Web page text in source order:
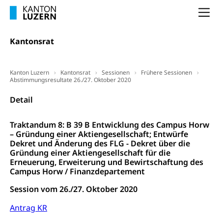
Kantonsrat
Kanton Luzern Kantonsrat Sessionen
Frühere Sessionen
Abstimmungsresultate 26./27. Oktober 2020
Detail
Traktandum 8: B 39 B Entwicklung des Campus Horw
– Gründung einer Aktiengesellschaft; Entwürfe
Dekret und Änderung des FLG - Dekret über die
Gründung einer Aktiengesellschaft für die
Erneuerung, Erweiterung und Bewirtschaftung des
Campus Horw / Finanzdepartement
Session vom 26./27. Oktober 2020
Antrag KR
Forschungsförderung, Wissenschaftsmarketing,
Wissenschaft, Forschung, Entwicklung, Projekte
Projektförderung Universität Luzern unilu
Erwachsenenbildung und Weiterbildung
Berufsbildung, Berufsmatura nach Lehre,
Neuorientierung, Grundkompetenzen,
Studienberatung, Beratung und Unterstützung,
Erwachsenenmatura
Bildungsgutscheine Grundkompetenzen
Bildung & Berufsabschluss für Erwachsene
Grundbildung)
Fachperson Gesundheit (verkürzte
Berufliche Grundbildung
Lehre, Berufsfachschule, Lehrbetrieb, Lehrvertrag,
Berufsberatung, Qualifikationsverfahren,
Berufswahl & Berufsberatung, Schnupperlehre und
Lehrstellensuche, Berufsmaturität,
Brückenangebote, Zugewanderte & Arbeitsmarkt,
Fachstelle Berufsbildung